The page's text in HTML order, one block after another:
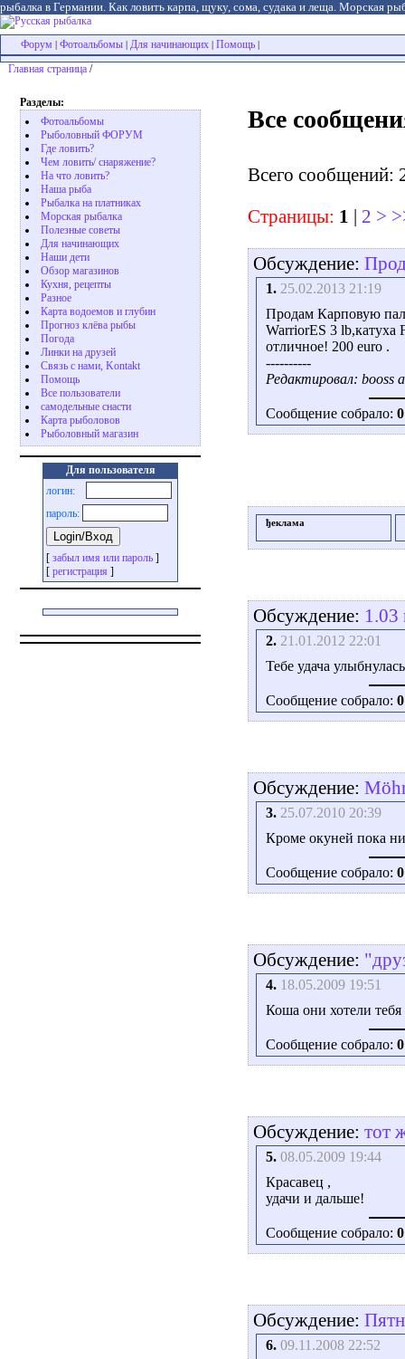
рыбалка в Германии. Как ловить карпа, щуку, сома, судака и леща. Морская
Форум Фотоальбомы Для начинающих Помощь
Главная страница /
Разделы:
Фотоальбомы
Рыболовный ФОРУМ
Где ловить?
Чем ловить/ снаряжение?
На что ловить?
Наша рыба
Рыбалка на платниках
Морская рыбалка
Полезные советы
Для начинающих
Наши дети
Обзор магазинов
Кухня, рецепты
Разное
Карта водоемов и глубин
Прогноз клёва рыбы
Погода
Линки на друзей
Связь с нами, Kontakt
Помощь
Все пользователи
самодельные снасти
Карта рыболовов
Рыболовный магазин
Для пользователя
логин:
пароль:
[ забыл имя или пароль ]
[ регистрация ]
Все
Всего сообщений:
Страницы: 1 2 >
Обсуждение:
1. 25.02.2013 21:19
Продам Карповую
WarriorES 3 lb,катуха
отличное! 200 euro .
----------
Редактировал: booss
Сообщение собрало: 0
ђеклама
Обсуждение: 1.03
2. 21.01.2012 22:01
Тебе удача
Сообщение собрало: 0
Обсуждение:
3. 25.07.2010 20:39
Кроме окуней пока
Сообщение собрало: 0
Обсуждение:
4. 18.05.2009 19:51
Коша они хотели тебя
Сообщение собрало: 0
Обсуждение: тот
5. 08.05.2009 19:44
Красавец ,
удачи и дальше!
Сообщение собрало: 0
Обсуждение:
6. 09.11.2008 22:52